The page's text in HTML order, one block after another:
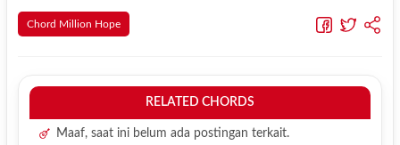
Chord Million Hope
RELATED CHORDS
Maaf, saat ini belum ada postingan terkait.